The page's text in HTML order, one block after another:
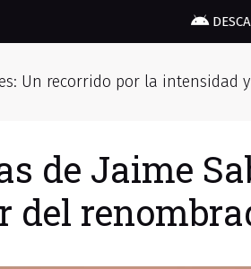
Un recorrido por la intensidad
de Jaime
del